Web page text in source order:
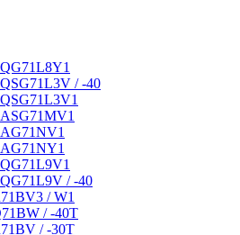
/ -40
/ -40
/ W1
/ -40T
/ -30T